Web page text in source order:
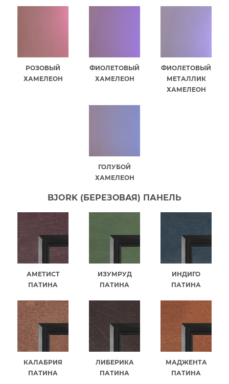
РОЗОВЫЙ
ХАМЕЛЕОН
ФИОЛЕТОВЫЙ
ХАМЕЛЕОН
ФИОЛЕТОВЫЙ
МЕТАЛЛИК
ХАМЕЛЕОН
ГОЛУБОЙ
ХАМЕЛЕОН
BJORK (БЕРЕЗОВАЯ) ПАНЕЛЬ
АМЕТИСТ
ПАТИНА
ИЗУМРУД
ПАТИНА
ИНДИГО
ПАТИНА
КАЛАБРИЯ
ПАТИНА
ЛИБЕРИКА
ПАТИНА
МАДЖЕНТА
ПАТИНА